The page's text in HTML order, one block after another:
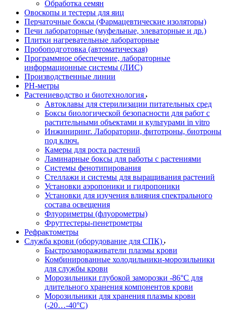
Обработка семян
Овоскопы и тестеры для яиц
Перчаточные боксы (Фармацевтические изоляторы)
Печи лабораторные (муфельные, элеваторные и др.)
Плитки нагревательные лабораторные
Пробоподготовка (автоматическая)
Программное обеспечение, лабораторные
информационные системы (ЛИС)
Производственные линии
РH-метры
Растениеводство и биотехнология
Автоклавы для стерилизации питательных сред
Боксы биологической безопасности для работ с
растительными объектами и культурами in vitro
Инжиниринг. Лаборатории, фитотроны, биотроны
под ключ.
Камеры для роста растений
Ламинарные боксы для работы с растениями
Системы фенотипирования
Стеллажи и системы для выращивания растений
Установки аэропоники и гидропоники
Установки для изучения влияния спектрального
состава освещения
Флуориметры (флуорометры)
Фруттестеры-пенетрометры
Рефрактометры
Служба крови (оборудование для СПК)
Быстрозамораживатели плазмы крови
Комбинированные холодильники-морозильники
для службы крови
Морозильники глубокой заморозки -86°С для
длительного хранения компонентов крови
Морозильники для хранения плазмы крови
(-20…-40°С)